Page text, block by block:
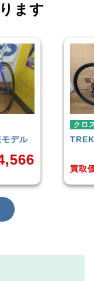
ます
デル
クロ
買取